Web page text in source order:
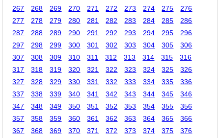
267 268 269 270 271 272 273 274 275
276
277
278 279 280 281 282 283 284 285
286
287
288 289 290 291 292 293 294 295
296
297
298 299 300 301 302 303 304 305
306
307
308 309 310 311 312 313 314 315
316
317
318 319 320 321 322 323 324 325
326
327
328 329 330 331 332 333 334 335
336
337
338 339 340 341 342 343 344 345
346
347
348 349 350 351 352 353 354 355
356
357
358 359 360 361 362 363 364 365
366
367
368 369 370 371 372 373 374 375
376